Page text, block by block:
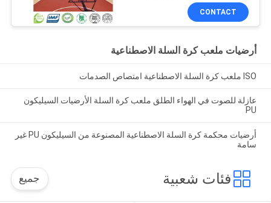
CONTACT
أرضيات ملعب كرة السلة الاصطناعية
ISO ملعب كرة السلة الاصطناعية امتصاص الصدمات
عازلة للصوت في الهواء الطلق ملعب كرة السلة الأرضيات السيليكون
PU
أرضيات محكمة كرة السلة الاصطناعية المصنوعة من السيليكون PU غير
سامة
فئات شعبية جميع